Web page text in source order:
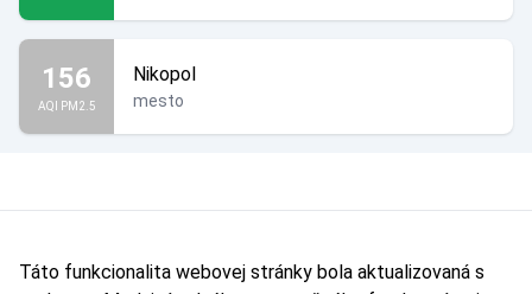
156
AQI PM2.5
Nikopol
mesto
Táto funkcionalita webovej stránky bola aktualizovaná s